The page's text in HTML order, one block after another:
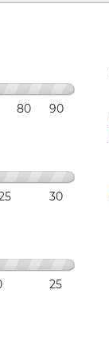
80 90
30
25